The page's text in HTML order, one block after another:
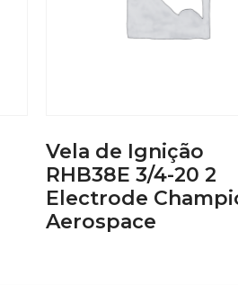
Vela de Ignição
RHB38E 3/4-20 2
Electrode
Aerospace